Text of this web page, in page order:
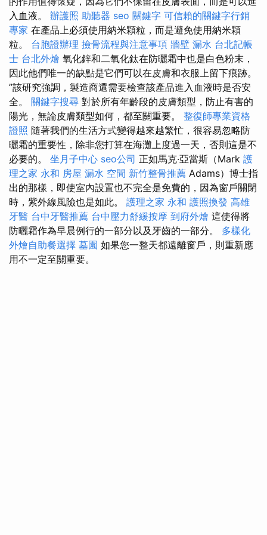
入血液。 辦護照 助聽器 seo 關鍵字 可信賴的關鍵字行銷
專家 在產品上必須使用納米顆粒，而是避免使用納米顆
粒。 台胞證辦理 撿骨流程與注意事項 牆壁 漏水 台北記帳
士 台北外燴 氧化鋅和二氧化鈦在防曬霜中也是白色粉末，
因此他們唯一的缺點是它們可以在皮膚和衣服上留下痕跡。
”該研究強調，製造商還需要檢查該產品進入血液時是否安
全。 關鍵字搜尋 對於所有年齡段的皮膚類型，防止有害的
陽光，無論皮膚類型如何，都至關重要。 整復師專業資格
證照 隨著我們的生活方式變得越來越繁忙，很容易忽略防
曬霜的重要性，除非您打算在海灘上度過一天，否則這是不
必要的。 坐月子中心 seo公司 正如馬克·亞當斯（Mark 護
理之家 永和 房屋 漏水 空間 新竹整骨推薦 Adams）博士指
出的那樣，即使室內設置也不完全是免費的，因為窗戶關閉
時，紫外線風險也是如此。 護理之家 永和 護照換發 高雄
牙醫 台中牙醫推薦 台中壓力舒緩按摩 到府外燴 這使得將
防曬霜作為早晨例行的一部分以及牙齒的一部分。 多樣化
外燴自助餐選擇 墓園 如果您一整天都遠離窗戶，則重新應
用不一定至關重要。